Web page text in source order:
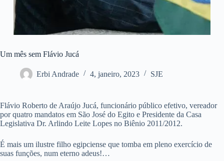
Um mês sem Flávio Jucá
Erbi Andrade 4, janeiro, 2023 SJE
Flávio Roberto de Araújo Jucá, funcionário público efetivo, vereador
por quatro mandatos em São José do Egito e Presidente da Casa
Legislativa Dr. Arlindo Leite Lopes no Biênio 2011/2012.
É mais um ilustre filho egipciense que tomba em pleno exercício de
suas funções, num eterno adeus!…